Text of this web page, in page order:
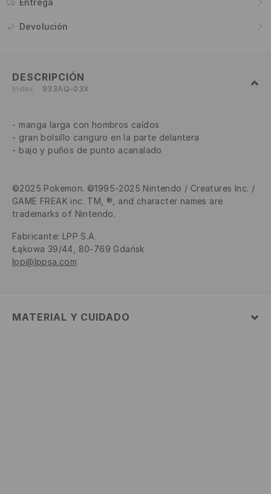
Entrega
Devolución
DESCRIPCIÓN
Index 933AQ-03X
manga larga con hombros caídos
gran bolsillo canguro en la parte delantera
bajo y puños de punto acanalado
©2025 Pokemon. ©1995-2025 Nintendo / Creatures Inc. /
GAME FREAK inc. TM, ®, and character names are
trademarks of Nintendo.
Fabricante: LPP S.A.
Łąkowa 39/44, 80-769 Gdańsk
lpp@lppsa.com
MATERIAL Y CUIDADO